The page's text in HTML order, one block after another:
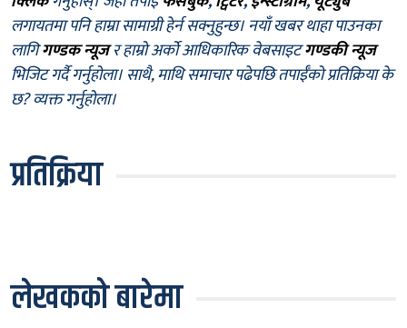
लगायतमा पनि हाम्रा सामाग्री हेर्न सक्नुहुन्छ। नयाँ खबर थाहा पाउनका
लागिगण्डक न्यूजर हाम्रो अर्को आधिकारिक वेबसाइटगण्डकी न्यूज
भिजिट गर्दै गर्नुहोला। साथै, माथि समाचार पढेपछि तपाईँको प्रतिक्रिया के
छ? व्यक्त गर्नुहोला।
प्रतिक्रिया
लेखकको बारेमा